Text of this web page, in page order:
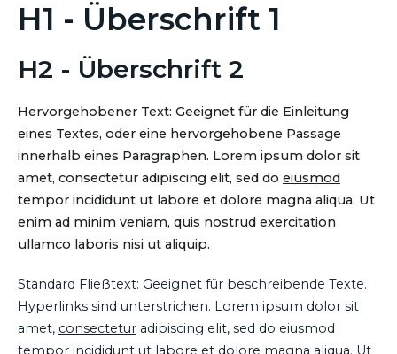
H1 - Überschrift 1
H2 - Überschrift 2
Hervorgehobener Text: Geeignet für die Einleitung
eines Textes, oder eine hervorgehobene Passage
innerhalb eines Paragraphen. Lorem ipsum dolor sit
amet, consectetur adipiscing elit, sed do eiusmod
tempor incididunt ut labore et dolore magna aliqua. Ut
enim ad minim veniam, quis nostrud exercitation
ullamco laboris nisi ut aliquip.
Standard Fließtext: Geeignet für beschreibende Texte.
Hyperlinks sind unterstrichen. Lorem ipsum dolor sit
amet, consectetur adipiscing elit, sed do eiusmod
tempor incididunt ut labore et dolore magna aliqua. Ut